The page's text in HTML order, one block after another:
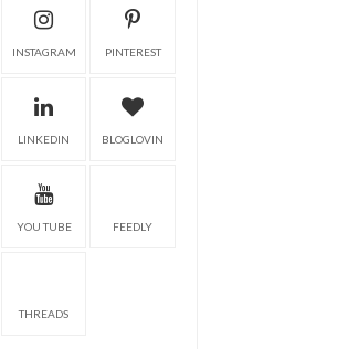
INSTAGRAM PINTEREST
LINKEDIN BLOGLOVIN
YOU TUBE FEEDLY
THREADS